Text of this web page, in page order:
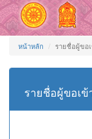
หน้าหลัก รายชื่อผู้ขอ
รายชื่อผู้ขอเ